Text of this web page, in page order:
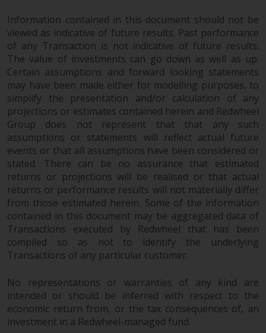
Information contained in this document should not be
viewed as indicative of future results. Past performance
of any Transaction is not indicative of future results.
The value of investments can go down as well as up.
Certain assumptions and forward looking statements
may have been made either for modelling purposes, to
simplify the presentation and/or calculation of any
projections or estimates contained herein and Redwheel
Group does not represent that that any such
assumptions or statements will reflect actual future
events or that all assumptions have been considered or
stated. There can be no assurance that estimated
returns or projections will be realised or that actual
returns or performance results will not materially differ
from those estimated herein. Some of the information
contained in this document may be aggregated data of
Transactions executed by Redwheel that has been
compiled so as not to identify the underlying
Transactions of any particular customer.
No representations or warranties of any kind are
intended or should be inferred with respect to the
economic return from, or the tax consequences of, an
investment in a Redwheel-managed fund.